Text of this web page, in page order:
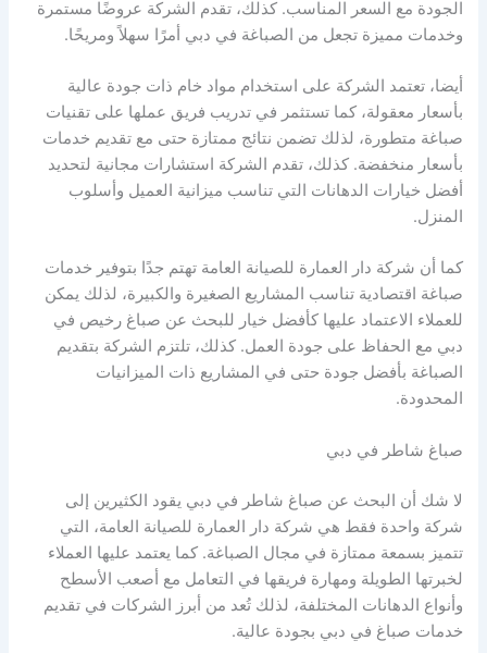
الجودة مع السعر المناسب. كذلك، تقدم الشركة عروضًا مستمرة
وخدمات مميزة تجعل من الصباغة في دبي أمرًا سهلاً ومريحًا.
أيضا، تعتمد الشركة على استخدام مواد خام ذات جودة عالية
بأسعار معقولة، كما تستثمر في تدريب فريق عملها على تقنيات
صباغة متطورة، لذلك تضمن نتائج ممتازة حتى مع تقديم خدمات
بأسعار منخفضة. كذلك، تقدم الشركة استشارات مجانية لتحديد
أفضل خيارات الدهانات التي تناسب ميزانية العميل وأسلوب
المنزل.
كما أن شركة دار العمارة للصيانة العامة تهتم جدًا بتوفير خدمات
صباغة اقتصادية تناسب المشاريع الصغيرة والكبيرة، لذلك يمكن
للعملاء الاعتماد عليها كأفضل خيار للبحث عن صباغ رخيص في
دبي مع الحفاظ على جودة العمل. كذلك، تلتزم الشركة بتقديم
الصباغة بأفضل جودة حتى في المشاريع ذات الميزانيات
المحدودة.
صباغ شاطر في دبي
لا شك أن البحث عن صباغ شاطر في دبي يقود الكثيرين إلى
شركة واحدة فقط هي شركة دار العمارة للصيانة العامة، التي
تتميز بسمعة ممتازة في مجال الصباغة. كما يعتمد عليها العملاء
لخبرتها الطويلة ومهارة فريقها في التعامل مع أصعب الأسطح
وأنواع الدهانات المختلفة، لذلك تُعد من أبرز الشركات في تقديم
خدمات صباغ في دبي بجودة عالية.